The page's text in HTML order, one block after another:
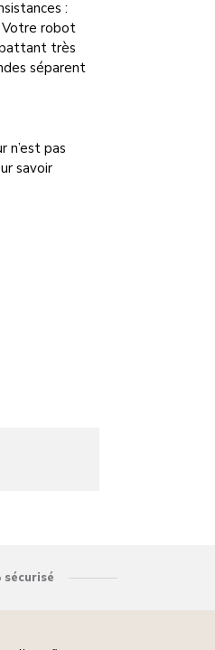
:
robot
très
séparent
n’est pas
savoir
sécurisé